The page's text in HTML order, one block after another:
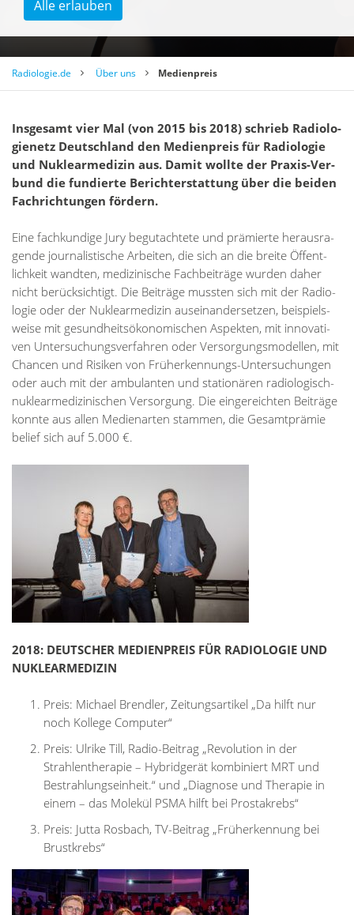
Alle erlauben
Radiologie.de Über uns Medienpreis
Ins­ge­samt vier Mal (von 2015 bis 2018) schrieb Ra­dio­lo­
gie­netz Deutsch­land den Me­di­en­preis für Ra­dio­lo­gie
und Nu­kle­ar­me­di­zin aus. Da­mit woll­te der Pra­xis-Ver­
bund die fun­dier­te Be­richt­er­stat­tung über die bei­den
Fach­rich­tun­gen för­dern.
Eine fach­kun­di­ge Jury be­gut­ach­te­te und prä­mier­te her­aus­ra­
gen­de jour­na­lis­ti­sche Ar­bei­ten, die sich an die brei­te Öffent­
lich­keit wand­ten, me­di­zi­ni­sche Fach­bei­trä­ge wur­den da­her
nicht be­rück­sich­tigt. Die Bei­trä­ge muss­ten sich mit der Ra­dio­
lo­gie oder der Nu­kle­ar­me­di­zin aus­ein­an­der­set­zen, bei­spiels­
wei­se mit ge­sund­heits­öko­no­mi­schen As­pek­ten, mit in­no­va­ti­
ven Un­ter­su­chungs­ver­fah­ren oder Ver­sor­gungs­mo­del­len, mit
Chan­cen und Ri­si­ken von Früh­er­ken­nungs-Un­ter­su­chun­gen
oder auch mit der am­bu­lan­ten und sta­tio­nä­ren ra­dio­lo­gisch-
nu­kle­ar­me­di­zi­ni­schen Ver­sor­gung. Die ein­ge­reich­ten Bei­trä­ge
konn­te aus al­len Me­di­en­ar­ten stam­men, die Ge­samt­prä­mie
be­lief sich auf 5.000 €.
2018: DEUTSCHER MEDIENPREIS FÜR RADIOLOGIE UND
NUKLEARMEDIZIN
Preis: Michael Brendler, Zeitungsartikel „Da hilft nur
noch Kollege Computer“
Preis: Ulrike Till, Radio-Beitrag „Revolution in der
Strahlentherapie – Hybridgerät kombiniert MRT und
Bestrahlungseinheit.“ und „Diagnose und Therapie in
einem – das Molekül PSMA hilft bei Prostakrebs“
Preis: Jutta Rosbach, TV-Beitrag „Früherkennung bei
Brustkrebs“